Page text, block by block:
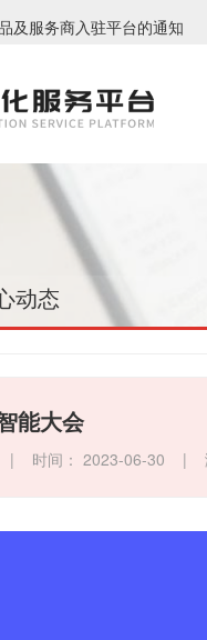
及服务商入驻平台的通知
服务上新通知
动态
能大会
| 时间： 2023-06-30 |